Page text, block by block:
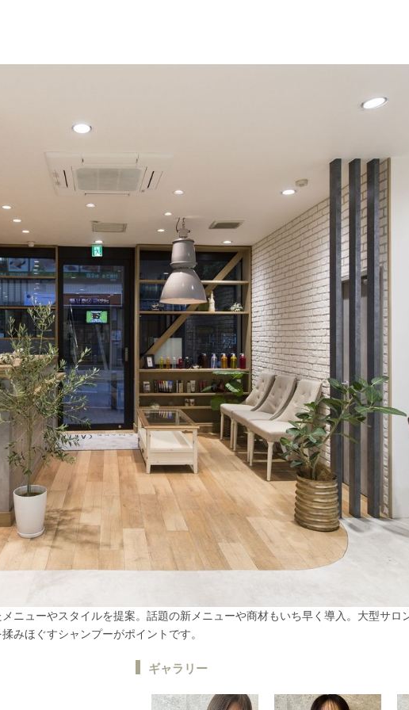
ニューやスタイルを提案。話題の新メニューや商材もいち早く導入。大型サ
みほぐすシャンプーがポイントです。
ギャラリー